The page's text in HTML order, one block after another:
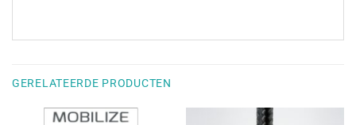
GERELATEERDE PRODUCTEN